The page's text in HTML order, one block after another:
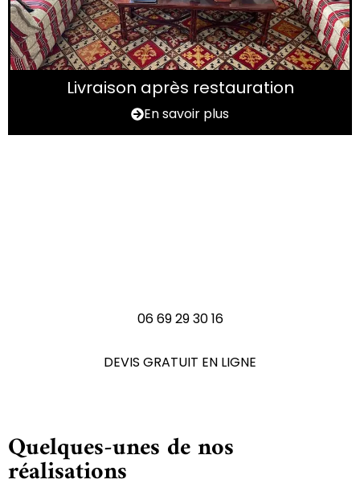
Livraison après restauration
En savoir plus
06 69 29 30 16
DEVIS GRATUIT EN LIGNE
Quelques-unes de nos
réalisations